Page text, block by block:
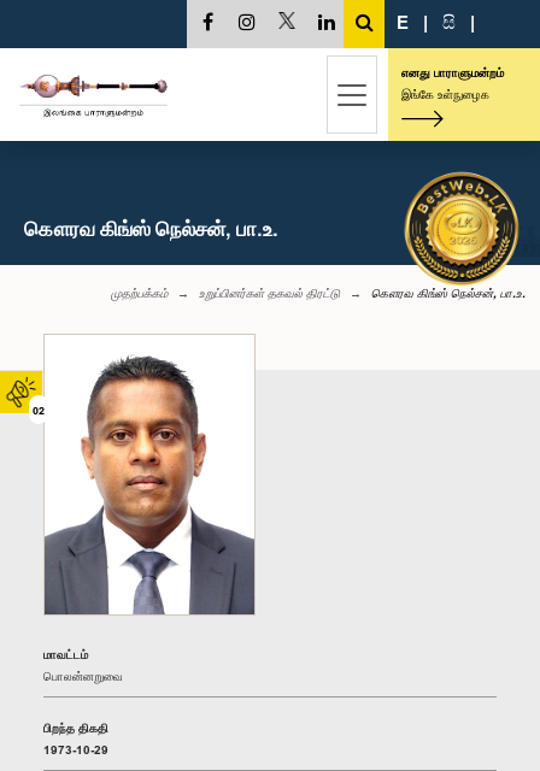
02
E | සි |
எனது பாராளுமன்றம்
இங்கே உள்நுழைக
கௌரவ கிங்ஸ் நெல்சன், பா.உ.
முதற்பக்கம் உறுப்பினர்கள் தகவல் திரட்டு கௌரவ கிங்ஸ் நெல்சன், பா.உ.
மாவட்டம்
பொலன்னறுவை
பிறந்த திகதி
1973-10-29